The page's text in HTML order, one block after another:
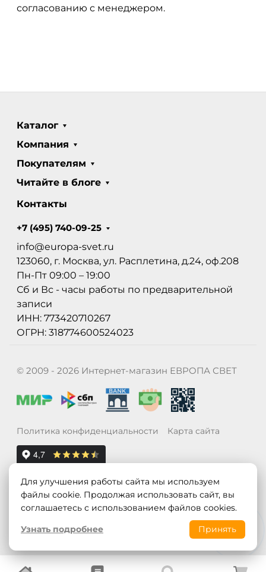
согласованию с менеджером.
Каталог
Компания
Покупателям
Читайте в блоге
Контакты
+7 (495) 740-09-25
info@europa-svet.ru
123060, г. Москва, ул. Расплетина, д.24, оф.208
Пн-Пт 09:00 – 19:00
Сб и Вс - часы работы по предварительной
записи
ИНН: 773420710267
ОГРН: 318774600524023
© 2009 - 2026 Интернет-магазин ЕВРОПА СВЕТ
Политика конфиденциальности Карта сайта
Для улучшения работы сайта мы используем
файлы cookie. Продолжая использовать сайт, вы
соглашаетесь с использованием файлов cookies.
Узнать подробнее
Принять